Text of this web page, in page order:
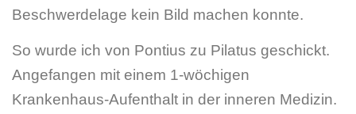
Beschwerdelage kein Bild machen konnte.
So wurde ich von Pontius zu Pilatus geschickt.
Angefangen mit einem 1-wöchigen
Krankenhaus-Aufenthalt in der inneren Medizin.